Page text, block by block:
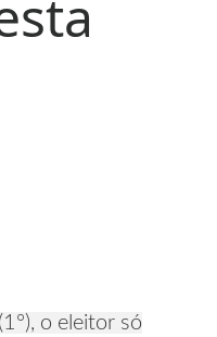
o eleitor só